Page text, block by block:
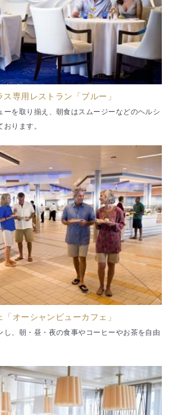
ス専用レストラン「ブルー」
ーを取り揃え、朝食はスムージーなどのヘルシ
ります。
「オーシャンビューカフェ」
し、朝・昼・夜の食事やコーヒーやお茶を自由